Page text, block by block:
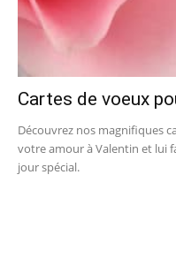
Cartes de voeux
Découvrez nos magnifiques
votre amour à Valentin et lui
jour spécial.